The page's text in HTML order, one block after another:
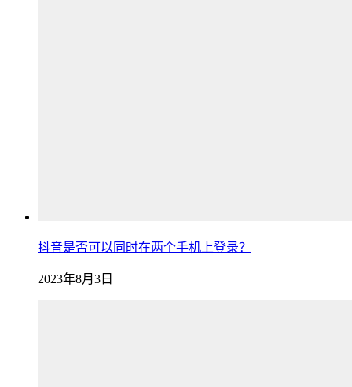
抖音是否可以同时在两个手机上登录？
2023年8月3日